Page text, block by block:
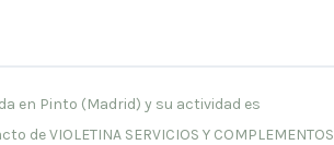
en Pinto (Madrid) y su actividad es
VIOLETINA SERVICIOS Y COMPLEMENTOS